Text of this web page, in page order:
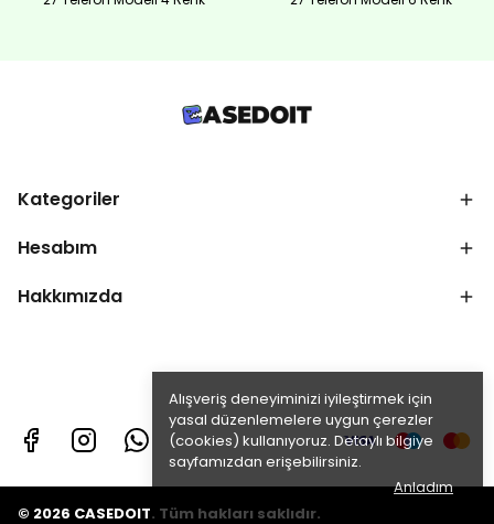
Alışveriş deneyiminizi iyileştirmek için
yasal düzenlemelere uygun çerezler
(cookies) kullanıyoruz. Detaylı bilgiye
sayfamızdan erişebilirsiniz.
Anladım
Kategoriler
Hesabım
Hakkımızda
© 2026 CASEDOIT. Tüm hakları saklıdır.